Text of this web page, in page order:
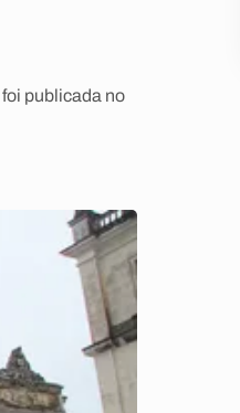
publicada no